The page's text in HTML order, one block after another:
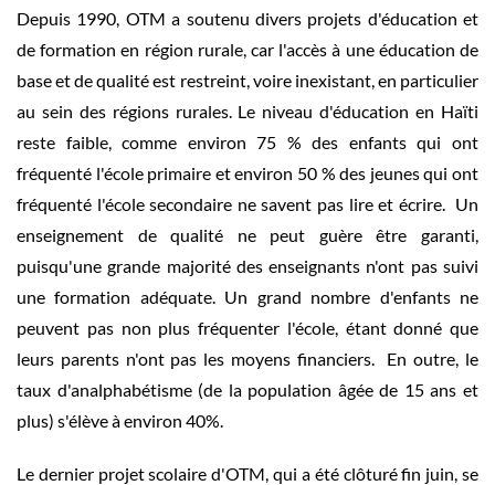
Depuis 1990, OTM a soutenu divers projets d'éducation et
de formation en région rurale, car l'accès à une éducation de
base et de qualité est restreint, voire inexistant, en particulier
au sein des régions rurales. Le niveau d'éducation en Haïti
reste faible, comme environ 75 % des enfants qui ont
fréquenté l'école primaire et environ 50 % des jeunes qui ont
fréquenté l'école secondaire ne savent pas lire et écrire. Un
enseignement de qualité ne peut guère être garanti,
puisqu'une grande majorité des enseignants n'ont pas suivi
une formation adéquate. Un grand nombre d'enfants ne
peuvent pas non plus fréquenter l'école, étant donné que
leurs parents n'ont pas les moyens financiers.
En outre, le
taux d'analphabétisme (de la population âgée de 15 ans et
plus) s'élève à environ 40%.
Le dernier projet scolaire d'OTM, qui a été clôturé fin juin, se